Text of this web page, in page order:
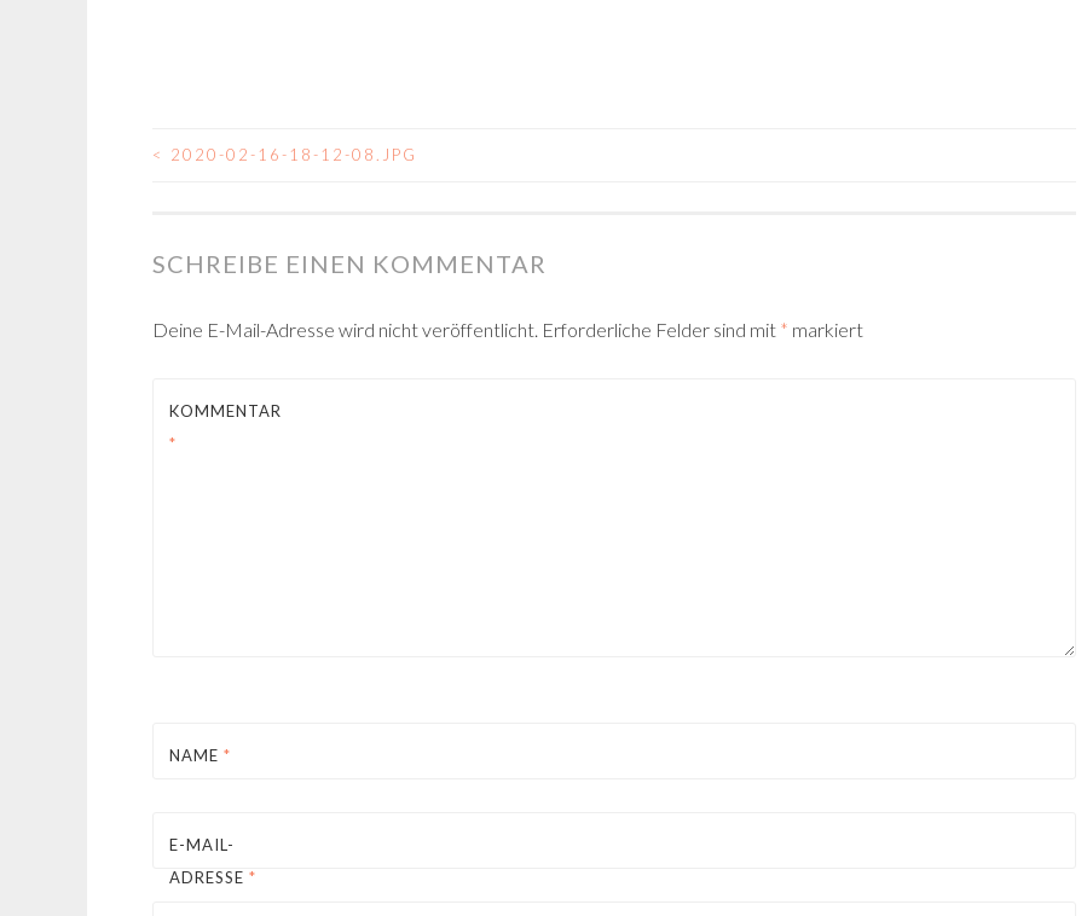
BEITRAGSNAVIGATION
< 2020-02-16-18-12-08.JPG
SCHREIBE EINEN KOMMENTAR
Deine E-Mail-Adresse wird nicht veröffentlicht. Erforderliche Felder sind mit * markiert
KOMMENTAR
*
NAME *
E-MAIL-
ADRESSE *